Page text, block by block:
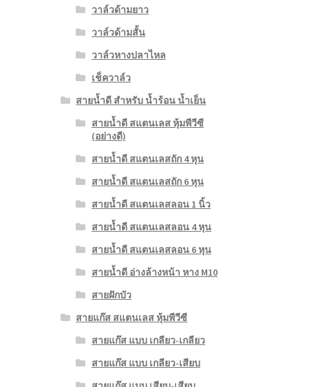
วาล์วด้ามยาว
วาล์วด้ามสั้น
วาล์วหางปลาไหล
เช็ควาล์ว
สายน้ำดี สำหรับ น้ำร้อน น้ำเย็น
สายน้ำดี สแตนเลส หุ้มพีวีซี
(อย่างดี)
สายน้ำดี สแตนเลสถัก 4 หุน
สายน้ำดี สแตนเลสถัก 6 หุน
สายน้ำดี สแตนเลสลอน 1 นิ้ว
สายน้ำดี สแตนเลสลอน 4 หุน
สายน้ำดี สแตนเลสลอน 6 หุน
สายน้ำดี อ่างล้างหน้า หาง M10
สายฝักบัว
สายแก๊ส สแตนเลส หุ้มพีวีซี
สายแก๊ส แบบ เกลียว-เกลียว
สายแก๊ส แบบ เกลียว-เสียบ